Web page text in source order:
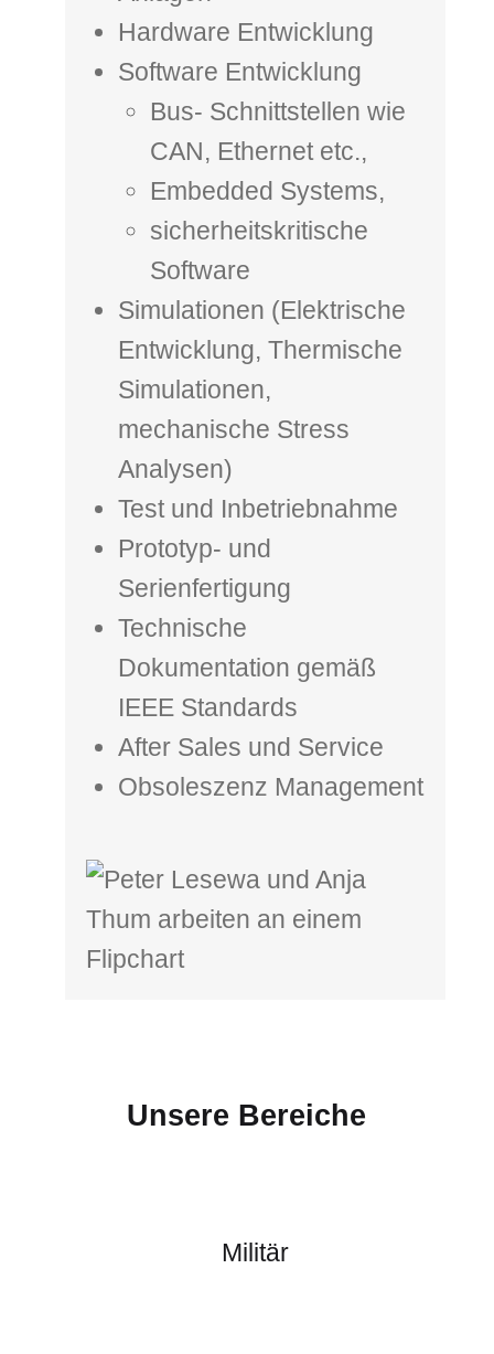
Hardware Entwicklung
Software Entwicklung
Bus- Schnittstellen wie
CAN, Ethernet etc.,
Embedded Systems,
sicherheitskritische
Software
Simulationen (Elektrische
Entwicklung, Thermische
Simulationen,
mechanische Stress
Analysen)
Test und Inbetriebnahme
Prototyp- und
Serienfertigung
Technische
Dokumentation gemäß
IEEE Standards
After Sales und Service
Obsoleszenz Management
Unsere Bereiche
Militär